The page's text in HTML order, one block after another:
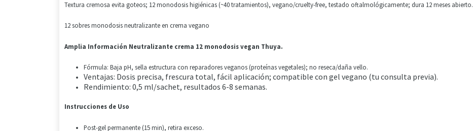
Textura cremosa evita goteos; 12 monodosis higiénicas (~40 tratamientos), vegano/cruelty-free, testado oftalmológicamente; dura 12 meses abierto.
12 sobres monodosis neutralizante en crema vegano
Amplia Información Neutralizante crema 12 monodosis vegan Thuya.
Fórmula: Baja pH, sella estructura con reparadores veganos (proteínas vegetales); no reseca/daña vello.
Ventajas: Dosis precisa, frescura total, fácil aplicación; compatible con gel vegano (tu consulta previa).
Rendimiento: 0,5 ml/sachet, resultados 6-8 semanas.
Instrucciones de Uso
Post-gel permanente (15 min), retira exceso.